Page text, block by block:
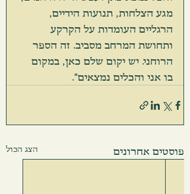
מגע הצלחות, תנועות הידיים,
הרגליים העומדות על הקרקע
ותחושת המרחב מסביב. זה הספר
הרוחני. יש יקום שלם כאן, במקום
בו אני והכלים נמצאים".
פוסטים אחרונים הצג הכול